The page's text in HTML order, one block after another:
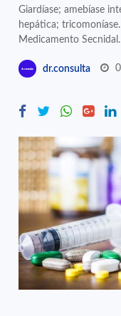
Giardíase; amebíase
hepática;
Medicamento
dr.consulta